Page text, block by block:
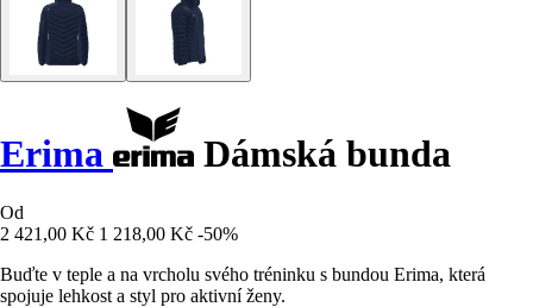
Erima Dámská bunda
Od
2 421,00 Kč 1 218,00 Kč -50%
Buďte v teple a na vrcholu svého tréninku s bundou Erima, která
spojuje lehkost a styl pro aktivní ženy.